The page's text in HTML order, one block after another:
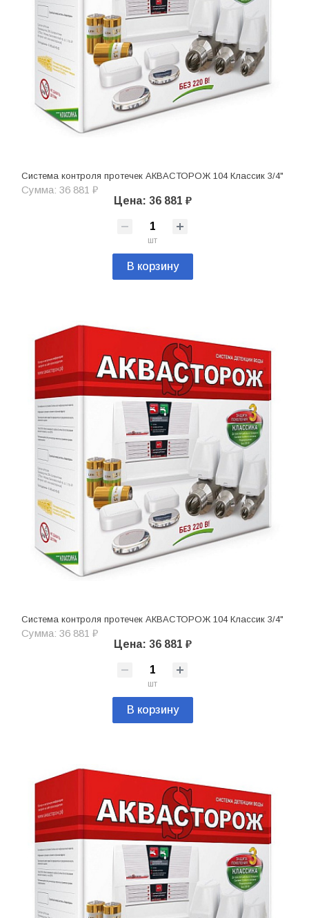
Система контроля протечек АКВАСТОРОЖ 104 Классик 3/4"
Сумма: 36 881 ₽
Цена: 36 881 ₽
шт
В корзину
Система контроля протечек АКВАСТОРОЖ 104 Классик 3/4"
Сумма: 36 881 ₽
Цена: 36 881 ₽
шт
В корзину